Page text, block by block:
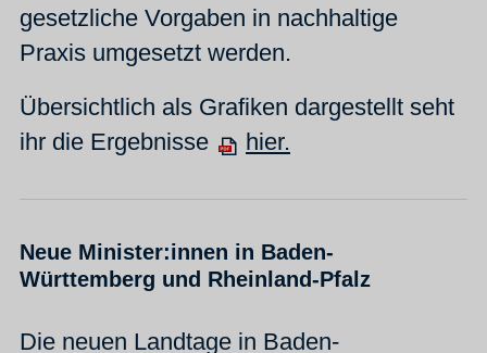
gesetzliche Vorgaben in nachhaltige
Praxis umgesetzt werden.
Übersichtlich als Grafiken dargestellt seht
ihr die Ergebnisse
hier.
Neue Minister:innen in Baden-
Württemberg und Rheinland-Pfalz
Die neuen Landtage in Baden-